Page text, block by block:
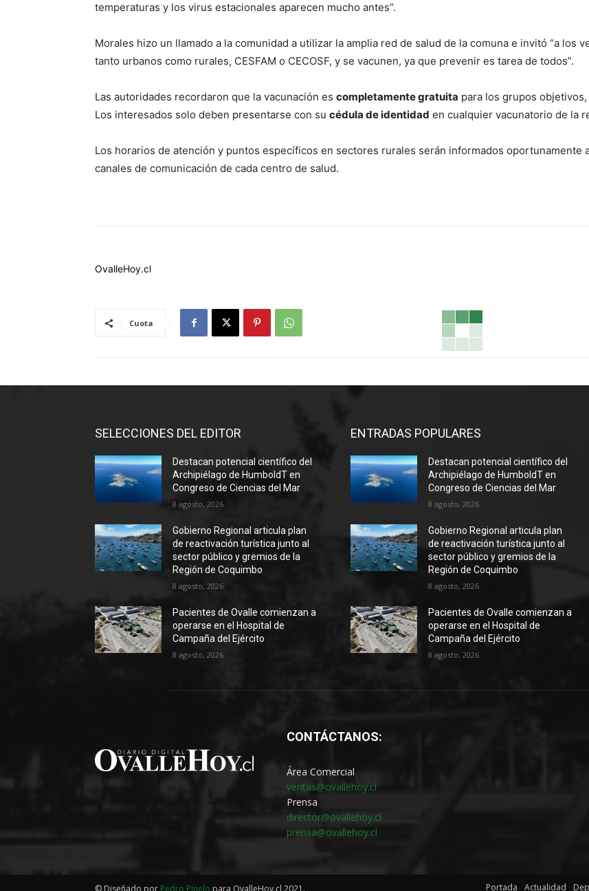
temperaturas y los virus estacionales aparecen mucho antes”.
Morales hizo un llamado a la comunidad a utilizar la amplia red de salud de la comuna e invitó “a los
tanto urbanos como rurales, CESFAM o CECOSF, y se vacunen, ya que prevenir es tarea de todos”.
Las autoridades recordaron que la vacunación es completamente gratuita para los grupos
Los interesados solo deben presentarse con su cédula de identidad en cualquier vacunatorio de la
Los horarios de atención y puntos específicos en sectores rurales serán informados oportunamente
canales de comunicación de cada centro de salud.
OvalleHoy.cl
Cuota
SELECCIONES DEL EDITOR
Destacan potencial científico del
Archipiélago de HumboldT en
Congreso de Ciencias del Mar
8 agosto, 2026
Gobierno Regional articula plan
de reactivación turística junto al
sector público y gremios de la
Región de Coquimbo
8 agosto, 2026
Pacientes de Ovalle comienzan a
operarse en el Hospital de
Campaña del Ejército
8 agosto, 2026
ENTRADAS POPULARES
Destacan potencial científico del
Archipiélago de HumboldT en
Congreso de Ciencias del Mar
8 agosto, 2026
Gobierno Regional articula plan
de reactivación turística junto al
sector público y gremios de la
Región de Coquimbo
8 agosto, 2026
Pacientes de Ovalle comienzan a
operarse en el Hospital de
Campaña del Ejército
8 agosto, 2026
CONTÁCTANOS:
Área Comercial
ventas@ovallehoy.cl
Prensa
director@ovallehoy.cl
prensa@ovallehoy.cl
Portada Actualidad